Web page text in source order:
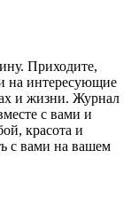
Приходите,
на интересующие
и жизни. Журнал
с вами и
красота и
с вами на вашем